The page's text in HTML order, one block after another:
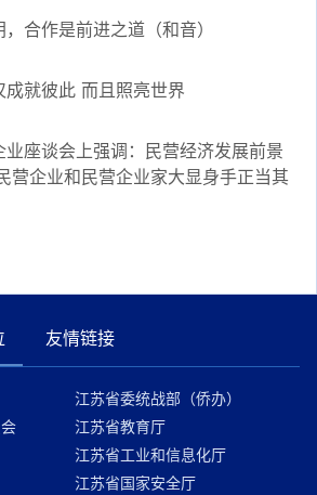
合作是前进之道（和音）
成就彼此 而且照亮世界
业座谈会上强调：民营经济发展前景
营企业和民营企业家大显身手正当其
友情链接
江苏省委统战部（侨办）
江苏省教育厅
江苏省工业和信息化厅
江苏省国家安全厅